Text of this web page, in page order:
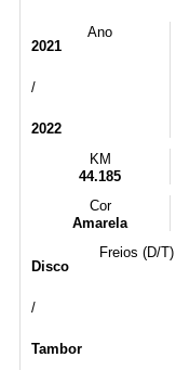
Ano
2021
/
2022
KM
44.185
Cor
Amarela
Freios (D/T)
Disco
/
Tambor